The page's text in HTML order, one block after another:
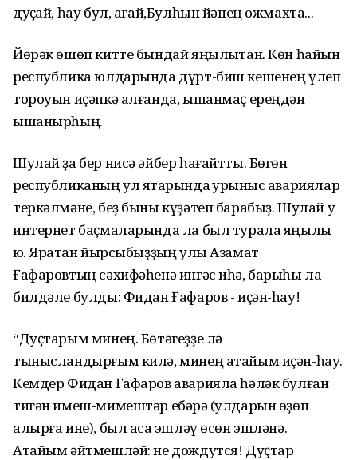
дуҫҡай, һау бул, ағай,Булһын йәнең ожмахта...
Йөрәк өшөп китте бындай яңылыҡтан. Көн һайын
республика юлдарында дүрт-биш кешенең үлеп
тороуын иҫәпкә алғанда, ышанмаҫ ереңдән
ышанырһың.
Шулай ҙа бер нисә әйбер һағайтты. Бөгөн
республиканың ул яҡтарында ҡурҡыныс авариялар
теркәлмәне, беҙ быны күҙәтеп барабыҙ. Шулай уҡ
интернет баҫмаларында ла был турала яңылыҡ
юҡ. Яратҡан йырсыбыҙҙың улы Азамат
Ғафаровтың сәхифәһенә ингәс иһә, барыһы ла
билдәле булды: Фидан Ғафаров - иҫән-һау!
“Дуҫтарым минең. Бөтәгеҙҙе лә
тынысландырғым килә, минең атайым иҫән-һау.
Кемдер Фидан Ғафаров аварияла һәләк булған
тигән имеш-мимештәр ебәрә (ҡулдарын өҙөп
алырға ине), был аҡса эшләү өсөн эшләнә.
Атайым әйтмешләй: не дождутся! Дуҫтар